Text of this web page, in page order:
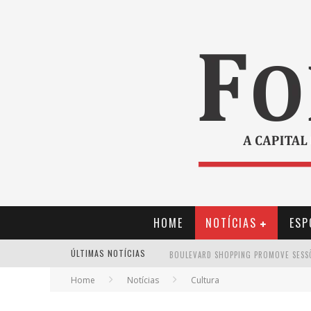
HOME NOTÍCIAS
ÚLTIMAS NOTÍCIAS
Home Notícias Cultura